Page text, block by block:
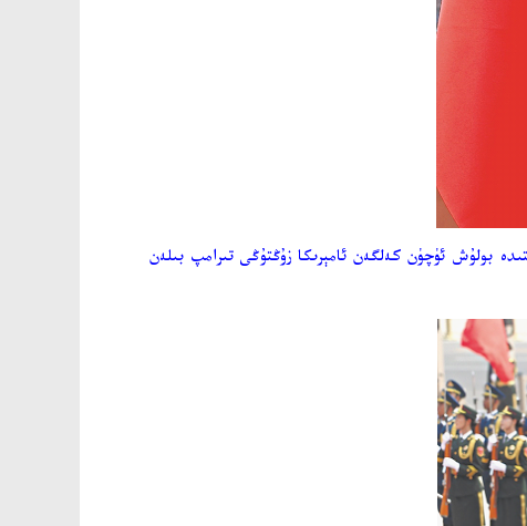
بولۇش ئۈچۈن كەلگەن ئامېرىكا زۇڭتۇڭى تىرامپ بىلەن